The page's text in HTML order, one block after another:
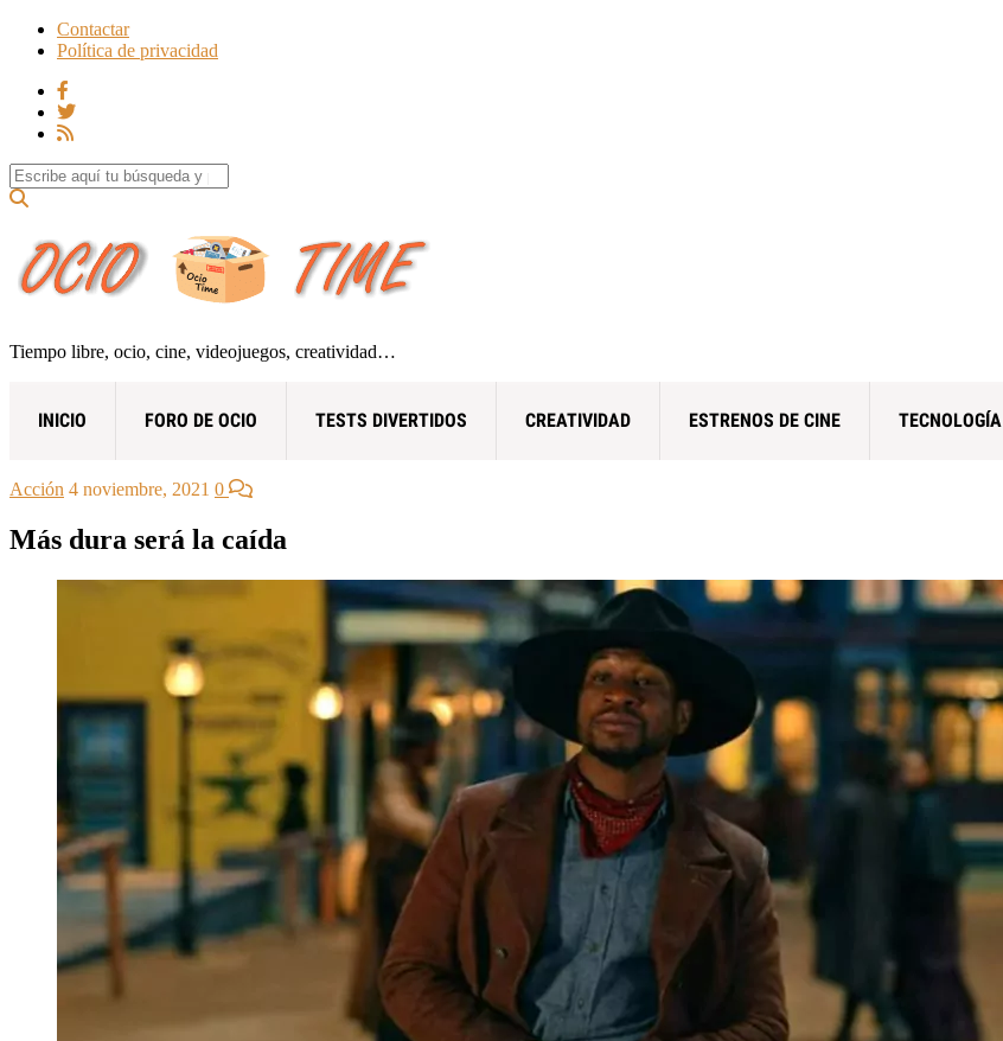
Contactar
Política de privacidad
Search for:
Tiempo libre, ocio, cine, videojuegos, creatividad…
INICIO FORO DE OCIO TESTS DIVERTIDOS CREATIVIDAD ESTRENOS DE CINE TECNOLOGÍA
Acción 4 noviembre, 2021 0
Más dura será la caída